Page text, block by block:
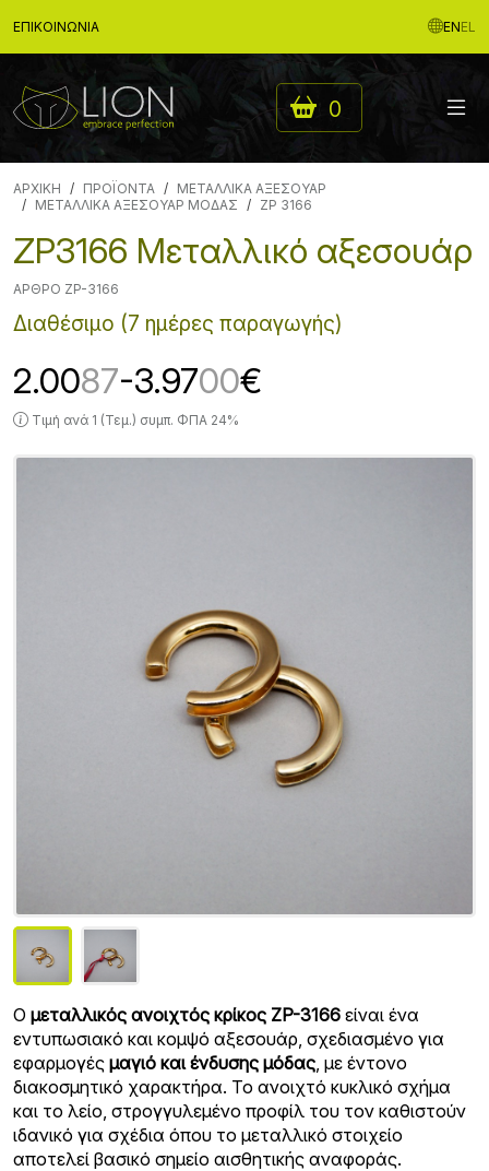
ΕΠΙΚΟΙΝΩΝΊΑ ENEL
0
ΑΡΧΙΚΉ ΠΡΟΪΟΝΤΑ
ΜΕΤΑΛΛΙΚΑ ΑΞΕΣΟΥΑΡ
ΜΕΤΑΛΛΙΚΑ ΑΞΕΣΟΥΑΡ ΜΟΔΑΣ
ZP 3166
ZP3166 Μεταλλικό αξεσουάρ
ΆΡΘΡΟ ZP-3166
Διαθέσιμο (7 ημέρες παραγωγής)
2.0087-3.9700€
Τιμή ανά 1 (Τεμ.) συμπ. ΦΠΑ 24%
Ο μεταλλικός ανοιχτός κρίκος ZP-3166 είναι ένα
εντυπωσιακό και κομψό αξεσουάρ, σχεδιασμένο για
εφαρμογές μαγιό και ένδυσης μόδας, με έντονο
διακοσμητικό χαρακτήρα. Το ανοιχτό κυκλικό σχήμα
και το λείο, στρογγυλεμένο προφίλ του τον καθιστούν
ιδανικό για σχέδια όπου το μεταλλικό στοιχείο
αποτελεί βασικό σημείο αισθητικής αναφοράς.